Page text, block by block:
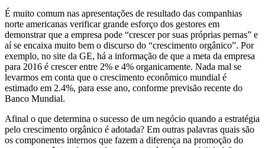
É muito comum nas apresentações de resultado das companhias
norte americanas verificar grande esforço dos gestores em
demonstrar que a empresa pode “crescer por suas próprias pernas” e
aí se encaixa muito bem o discurso do “crescimento orgânico”. Por
exemplo, no site da GE, há a informação de que a meta da empresa
para 2016 é crescer entre 2% e 4% organicamente. Nada mal se
levarmos em conta que o crescimento econômico mundial é
estimado em 2.4%, para esse ano, conforme previsão recente do
Banco Mundial.
Afinal o que determina o sucesso de um negócio quando a estratégia
pelo crescimento orgânico é adotada? Em outras palavras quais são
os componentes internos que fazem a diferença na promoção do